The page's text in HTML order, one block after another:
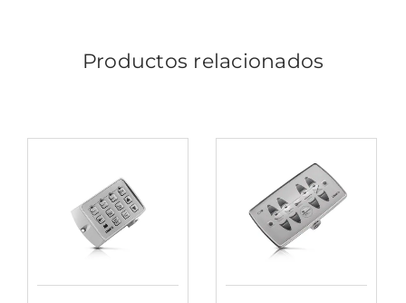
Productos relacionados